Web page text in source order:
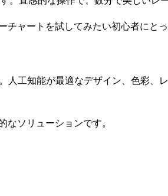
ャートを試してみたい初心者にとっ
人工知能が最適なデザイン、色彩、
なソリューションです。